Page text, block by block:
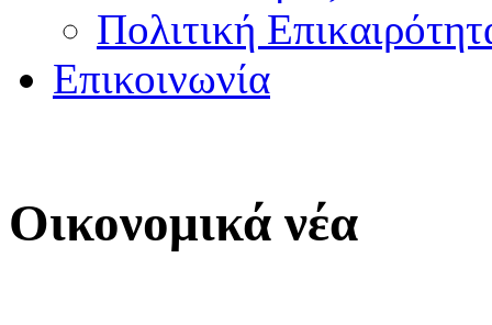
Πολιτική
Επικοινωνία
Οικονομικά νέα